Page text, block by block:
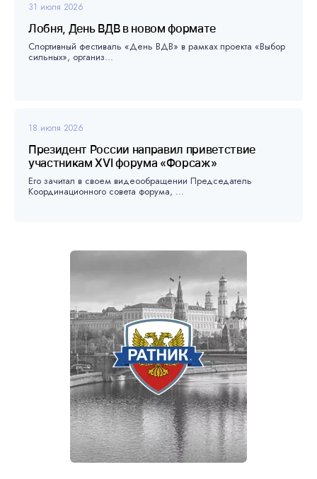
31 июля 2026
Лобня, День ВДВ в новом формате
Спортивный фестиваль «День ВДВ» в рамках проекта «Выбор
сильных», организ...
18 июля 2026
Президент России направил приветствие
участникам XVI форума «Форсаж»
Его зачитал в своем видеообращении Председатель
Координационного совета форума, ...